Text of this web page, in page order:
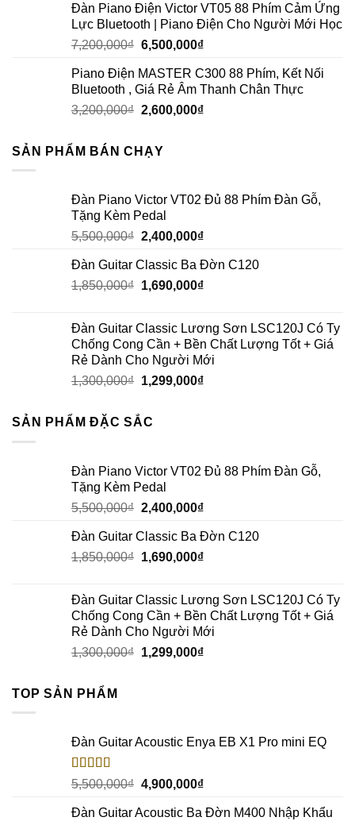
Đàn Piano Điện Victor VT05 88 Phím Cảm Ứng
Lực Bluetooth | Piano Điện Cho Người Mới Học
7,200,000₫ 6,500,000₫
Piano Điện MASTER C300 88 Phím, Kết Nối
Bluetooth , Giá Rẻ Âm Thanh Chân Thực
3,200,000₫ 2,600,000₫
SẢN PHẨM BÁN CHẠY
Đàn Piano Victor VT02 Đủ 88 Phím Đàn Gỗ,
Tặng Kèm Pedal
5,500,000₫ 2,400,000₫
Đàn Guitar Classic Ba Đờn C120
1,850,000₫ 1,690,000₫
Đàn Guitar Classic Lương Sơn LSC120J Có Ty
Chống Cong Cần + Bền Chất Lượng Tốt + Giá
Rẻ Dành Cho Người Mới
1,300,000₫ 1,299,000₫
SẢN PHẨM ĐẶC SẮC
Đàn Piano Victor VT02 Đủ 88 Phím Đàn Gỗ,
Tặng Kèm Pedal
5,500,000₫ 2,400,000₫
Đàn Guitar Classic Ba Đờn C120
1,850,000₫ 1,690,000₫
Đàn Guitar Classic Lương Sơn LSC120J Có Ty
Chống Cong Cần + Bền Chất Lượng Tốt + Giá
Rẻ Dành Cho Người Mới
1,300,000₫ 1,299,000₫
TOP SẢN PHẨM
Đàn Guitar Acoustic Enya EB X1 Pro mini EQ
Rated5.00
5,500,000₫ 4,900,000₫
Đàn Guitar Acoustic Ba Đờn M400 Nhập Khẩu